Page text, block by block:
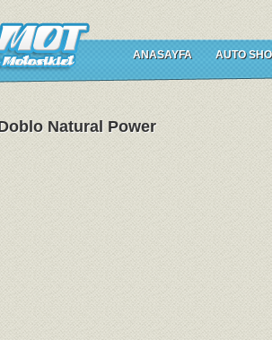
ANASAYFA AUTO
Natural Power